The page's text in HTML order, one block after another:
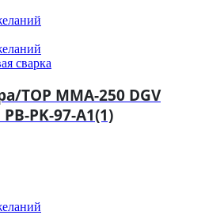
сварка
TOP MMA-250 DGV
PB-PK-97-A1(1)